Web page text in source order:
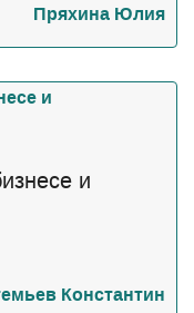
Пряхина Юлия
и
Константин